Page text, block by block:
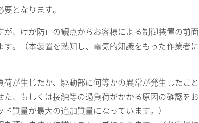
となります。
、けが防止の観点からお客様による制御装置の前面
。（本装置を熟知し、電気的知識をもった作業者に
が生じたか、駆動部に何等かの異常が発生したこと
、もしくは接触等の過負荷がかかる原因の確認をお
質量が最大の追加質量になっています。）